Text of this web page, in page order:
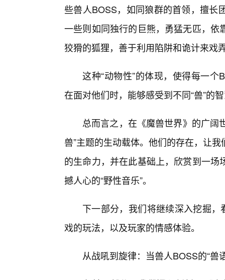
些兽人BOSS，如同狼群的首领，擅长
一些则如同独行的巨熊，勇猛无匹，
狡猾的狐狸，善于利用陷阱和诡计来戏
这种“动物性”的体现，使得每一
在面对他们时，能够感受到不同“兽”的
总而言之，在《魔兽世界》的广阔
兽”主题的生动载体。他们的存在，让
的生命力，并在此基础上，欣赏到一
撼人心的“野性音乐”。
下一部分，我们将继续深入挖掘，
戏的玩法，以及玩家的情感体验。
从战吼到旋律：当兽人BOSS的“兽